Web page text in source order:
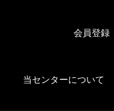
当センターについて
会員登録